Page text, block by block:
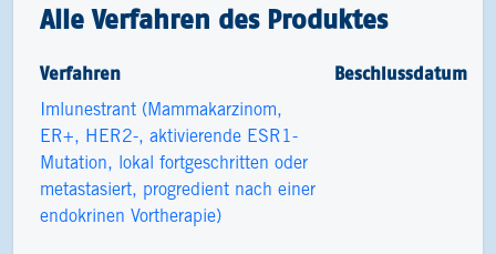
Alle Verfahren des Produktes
Verfahren Beschlussdatum
Imlunestrant (Mammakarzinom,
ER+, HER2-, aktivierende ESR1-
Mutation, lokal fortgeschritten oder
metastasiert, progredient nach einer
endokrinen Vortherapie)